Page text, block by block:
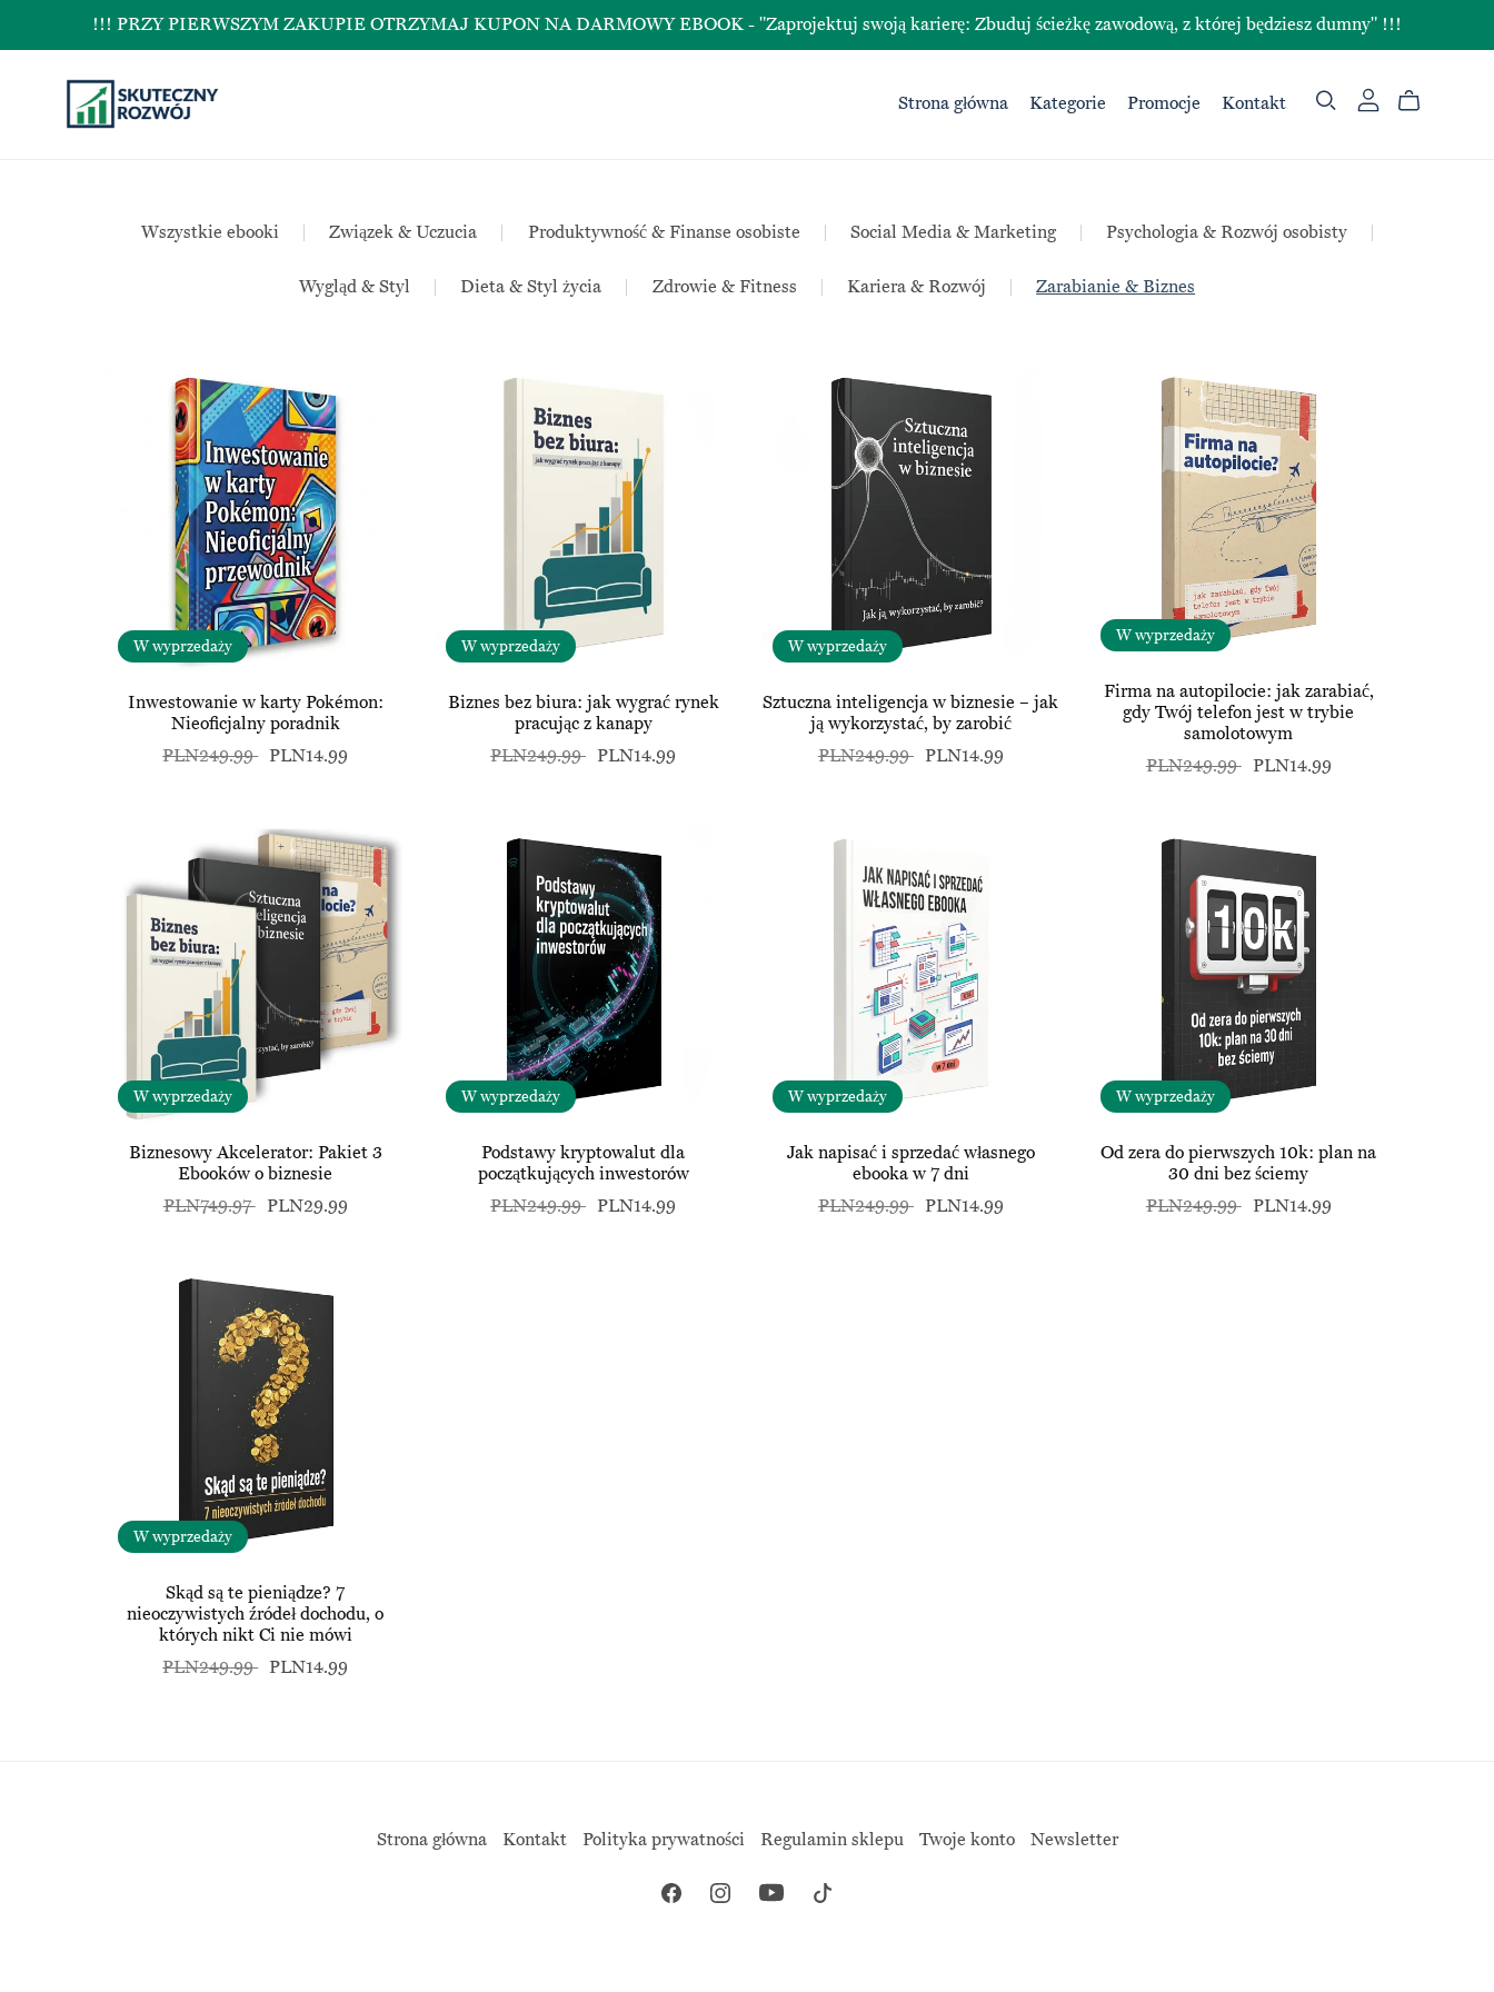
!!! PRZY PIERWSZYM ZAKUPIE OTRZYMAJ KUPON NA DARMOWY EBOOK - "Zaprojektuj swoją karierę: Zbuduj ścieżkę zawodową, z której będziesz dumny" !!!
Strona główna Kategorie Promocje Kontakt
Wszystkie ebooki Związek & Uczucia Produktywność & Finanse osobiste Social Media & Marketing Psychologia & Rozwój osobisty
Wygląd & Styl Dieta & Styl życia Zdrowie & Fitness Kariera & Rozwój Zarabianie & Biznes
W wyprzedaży
Inwestowanie w karty Pokémon:
Nieoficjalny poradnik
PLN249.99 PLN14.99
W wyprzedaży
Biznes bez biura: jak wygrać rynek
pracując z kanapy
PLN249.99 PLN14.99
W wyprzedaży
Sztuczna inteligencja w biznesie – jak
ją wykorzystać, by zarobić
PLN249.99 PLN14.99
W wyprzedaży
Firma na autopilocie: jak zarabiać,
gdy Twój telefon jest w trybie
samolotowym
PLN249.99 PLN14.99
W wyprzedaży
Biznesowy Akcelerator: Pakiet 3
Ebooków o biznesie
PLN749.97 PLN29.99
W wyprzedaży
Podstawy kryptowalut dla
początkujących inwestorów
PLN249.99 PLN14.99
W wyprzedaży
Jak napisać i sprzedać własnego
ebooka w 7 dni
PLN249.99 PLN14.99
W wyprzedaży
Od zera do pierwszych 10k: plan na
30 dni bez ściemy
PLN249.99 PLN14.99
W wyprzedaży
Skąd są te pieniądze? 7
nieoczywistych źródeł dochodu, o
których nikt Ci nie mówi
PLN249.99 PLN14.99
Strona główna Kontakt Polityka prywatności Regulamin sklepu Twoje konto Newsletter